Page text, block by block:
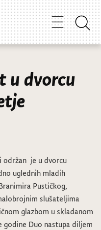
u dvorcu
održan je u dvorcu
uglednih mladih
Pustičkog,
slušateljima
glazbom u skladanom
godine Duo nastupa diljem